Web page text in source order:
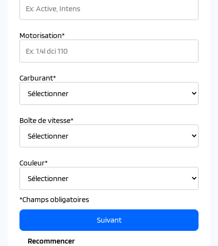
Motorisation*
Carburant*
Boîte de vitesse*
Couleur*
*Champs obligatoires
Recommencer
Suivant